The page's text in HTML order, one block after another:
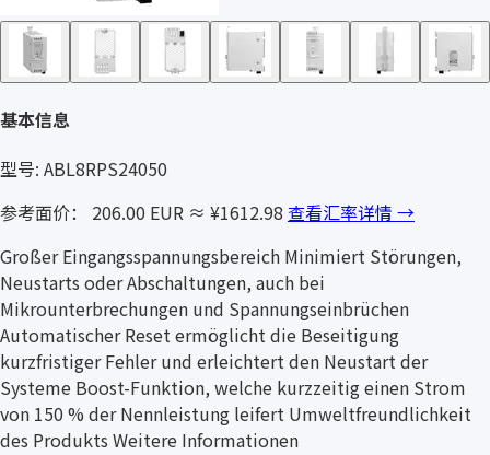
基本信息
型号: ABL8RPS24050
参考面价： 206.00 EUR ≈ ¥1612.98 查看汇率详情 →
Großer Eingangsspannungsbereich Minimiert Störungen,
Neustarts oder Abschaltungen, auch bei
Mikrounterbrechungen und Spannungseinbrüchen
Automatischer Reset ermöglicht die Beseitigung
kurzfristiger Fehler und erleichtert den Neustart der
Systeme Boost-Funktion, welche kurzzeitig einen Strom
von 150 % der Nennleistung leifert Umweltfreundlichkeit
des Produkts Weitere Informationen